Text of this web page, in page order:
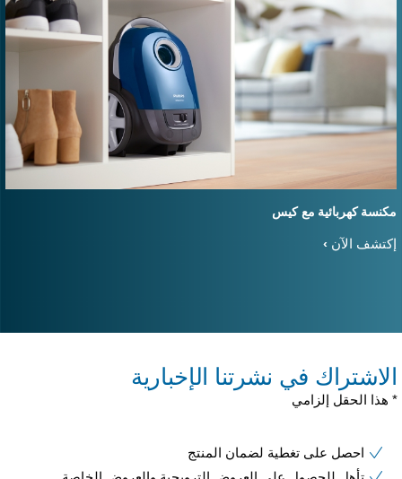
كهربائية مع كيس
الآن
في نشرتنا الإخبارية
هذا الحقل إلزامي
احصل على تغطية لضمان المنتج